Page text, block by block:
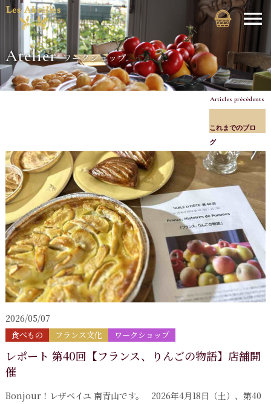
Atelier ワークショップ
Articles précédents
これまでのブロ
グ
2026/05/07
食べもの フランス文化 ワークショップ
レポート 第40回【フランス、りんごの物語】店舗開
催
Bonjour！レザベイユ 南青山です。 2026年4月18日（土）、第40